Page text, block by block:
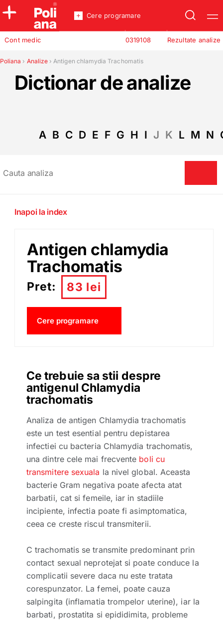
Policlinica
Incredere
Cont medic Rezultate analize
0319108
Cere programare
Poliana › Analize ›Antigen chlamydia Trachomatis
Dictionar de analize
A B C D E F G H I J K L M N
Inapoi la index
Antigen chlamydia
Trachomatis
Pret: 83 lei
Cere programare
Ce trebuie sa stii despre
antigenul Chlamydia
trachomatis
Analiza de antigen Chlamydia trachomatis
este un test esential pentru depistarea
infectiei cu bacteria Chlamydia trachomatis,
una dintre cele mai frecvente boli cu
transmitere sexuala la nivel global. Aceasta
bacterie Gram negativa poate afecta atat
barbatii, cat si femeile, iar in stadiile
incipiente, infectia poate fi asimptomatica,
ceea ce creste riscul transmiterii.
C trachomatis se transmite predominant prin
contact sexual neprotejat si poate conduce la
complicatii severe daca nu este tratata
corespunzator. La femei, poate cauza
salpingita (inflamatia trompelor uterine), iar la
barbati, prostatita si epididimita, probleme